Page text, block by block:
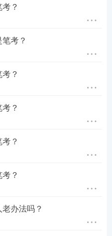
？
考？
？
？
？
？
办法吗？